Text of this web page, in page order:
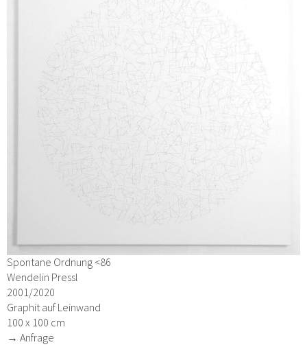
Spontane Ordnung <86
Wendelin Pressl
2001/2020
Graphit auf Leinwand
100 x 100 cm
→ Anfrage